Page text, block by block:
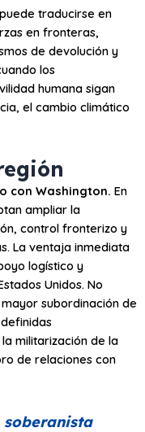
traducirse en
en fronteras,
de devolución y
los
humana sigan
el cambio climático
con Washington. En
ampliar la
control fronterizo y
La ventaja inmediata
logístico y
Unidos. No
subordinación de
militarización de la
de relaciones con
soberanista